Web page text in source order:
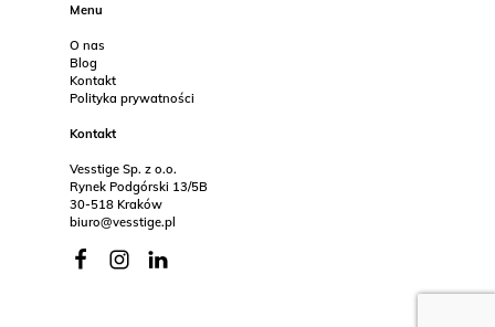
Menu
O nas
Blog
Kontakt
Polityka prywatności
Kontakt
Vesstige Sp. z o.o.
Rynek Podgórski 13/5B
30-518 Kraków
biuro@vesstige.pl